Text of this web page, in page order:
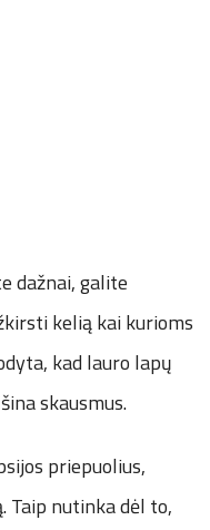
dažnai, galite
kelią kai kurioms
kad lauro lapų
skausmus.
priepuolius,
Taip nutinka dėl to,